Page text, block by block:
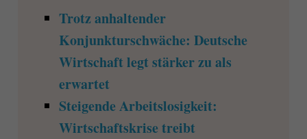
Trotz anhaltender
Konjunkturschwäche: Deutsche
Wirtschaft legt stärker zu als
erwartet
Steigende Arbeitslosigkeit:
Wirtschaftskrise treibt